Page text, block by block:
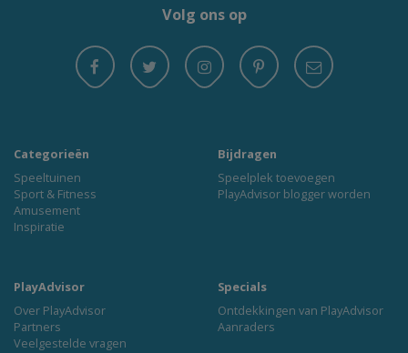
Volg ons op
Categorieën
Speeltuinen
Sport & Fitness
Amusement
Inspiratie
Bijdragen
Speelplek toevoegen
PlayAdvisor blogger worden
PlayAdvisor
Over PlayAdvisor
Partners
Veelgestelde vragen
Specials
Ontdekkingen van PlayAdvisor
Aanraders